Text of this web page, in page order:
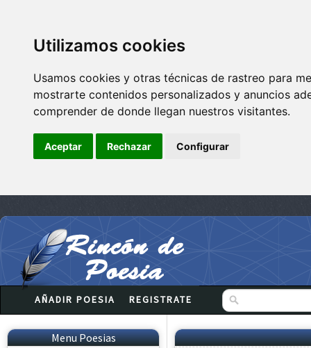
Utilizamos cookies
Usamos cookies y otras técnicas de rastreo para
mostrarte contenidos personalizados y anuncios
comprender de donde llegan nuestros visitantes.
Aceptar Rechazar Configurar
AÑADIR POESIA REGISTRATE
Menu Poesias